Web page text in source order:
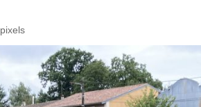
pixels